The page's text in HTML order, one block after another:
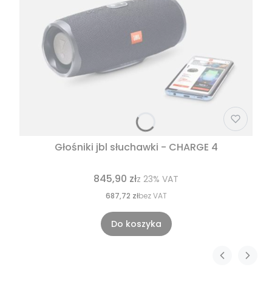
Głośniki jbl słuchawki - CHARGE 4
845,90 złz 23% VAT
687,72 złbez VAT
Do koszyka